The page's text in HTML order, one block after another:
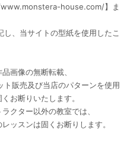
house.com/】ま
し、当サイトの型紙を使用したこ
画像の無断転載、
販売及び当店のパターンを使用
お断りいたします。
クター以外の教室では、
ッスンは固くお断りします。